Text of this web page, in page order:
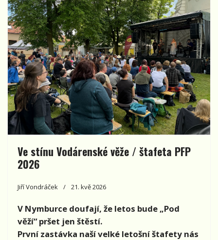
Ve stínu Vodárenské věže / štafeta PFP
2026
Jiří Vondráček 21. kvě 2026
V Nymburce doufají, že letos bude „Pod
věží“ pršet jen štěstí.
První zastávka naší velké letošní štafety nás